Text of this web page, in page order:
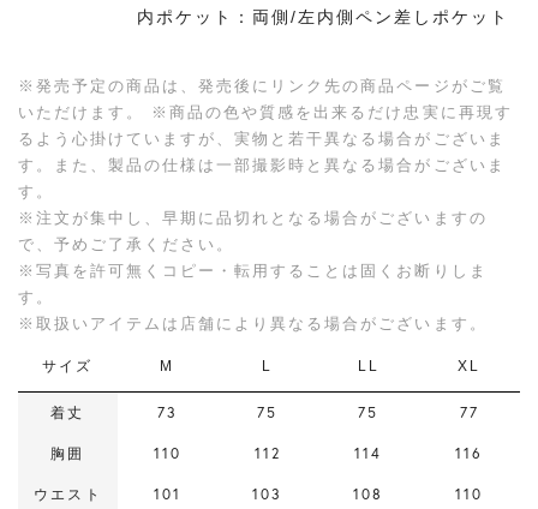
内ポケット：両側/左内側ペン差しポケット
※発売予定の商品は、発売後にリンク先の商品ページがご覧
いただけます。 ※商品の色や質感を出来るだけ忠実に再現す
るよう心掛けていますが、実物と若干異なる場合がございま
す。また、製品の仕様は一部撮影時と異なる場合がございま
す。
※注文が集中し、早期に品切れとなる場合がございますの
で、予めご了承ください。
※写真を許可無くコピー・転用することは固くお断りしま
す。
※取扱いアイテムは店舗により異なる場合がございます。
サイズ M L LL XL
着丈 73 75 75 77
胸囲 110 112 114 116
ウエスト 101 103 108 110